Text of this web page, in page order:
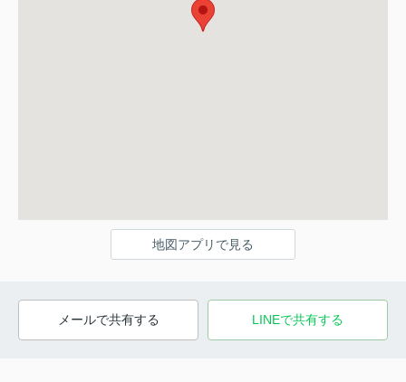
地図アプリで見る
メールで共有する LINEで共有する